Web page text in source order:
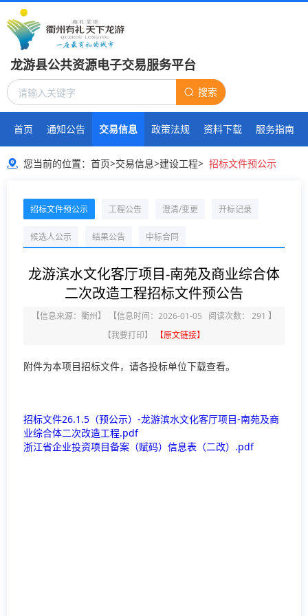
龙游县公共资源电子交易服务平台
搜索
首页 通知公告 交易信息 政策法规 资料下载 服务指南
您当前的位置： 首页>交易信息>建设工程> 招标文件预公示
招标文件预公示 工程公告 澄清/变更 开标记录
候选人公示 结果公告 中标合同
龙游滨水文化客厅项目-南苑及商业综合体
二次改造工程招标文件预公告
【信息来源： 衢州】 【信息时间：2026-01-05 阅读次数： 291 】
【我要打印】 【原文链接】
附件为本项目招标文件，请各投标单位下载查看。
招标文件26.1.5（预公示）-龙游滨水文化客厅项目-南苑及商
业综合体二次改造工程.pdf
浙江省企业投资项目备案（赋码）信息表（二改）.pdf